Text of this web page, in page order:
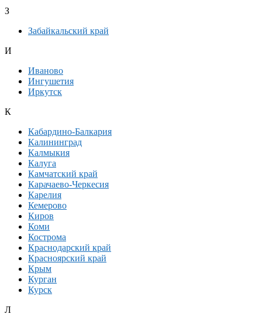
З
Забайкальский край
И
Иваново
Ингушетия
Иркутск
К
Кабардино-Балкария
Калининград
Калмыкия
Калуга
Камчатский край
Карачаево-Черкесия
Карелия
Кемерово
Киров
Коми
Кострома
Краснодарский край
Красноярский край
Крым
Курган
Курск
Л